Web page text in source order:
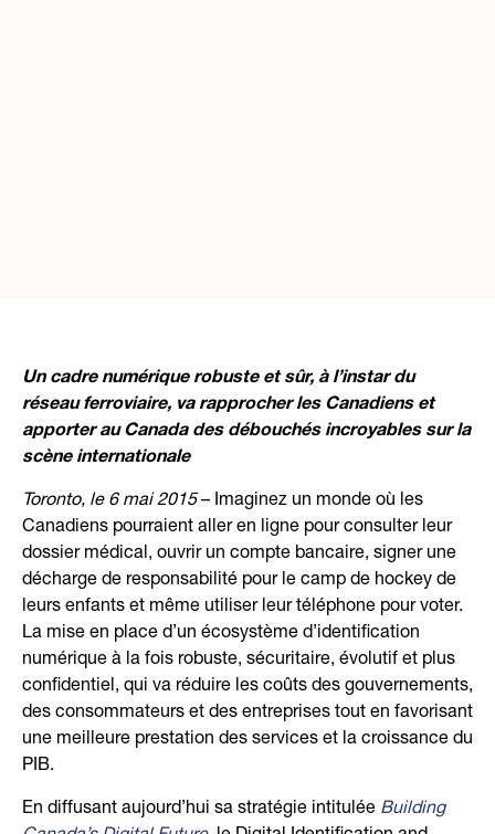
Un cadre numérique robuste et sûr, à l’instar du
réseau ferroviaire, va rapprocher les Canadiens et
apporter au Canada des débouchés incroyables sur la
scène internationale
Toronto, le 6 mai 2015– Imaginez un monde où les
Canadiens pourraient aller en ligne pour consulter leur
dossier médical, ouvrir un compte bancaire, signer une
décharge de responsabilité pour le camp de hockey de
leurs enfants et même utiliser leur téléphone pour voter.
La mise en place d’un écosystème d’identification
numérique à la fois robuste, sécuritaire, évolutif et plus
confidentiel, qui va réduire les coûts des gouvernements,
des consommateurs et des entreprises tout en favorisant
une meilleure prestation des services et la croissance du
PIB.
En diffusant aujourd’hui sa stratégie intitulée Building